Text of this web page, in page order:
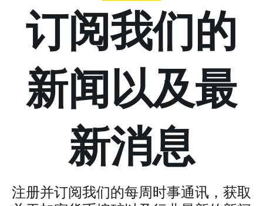
订阅我们的
新闻以及最
新消息
注册并订阅我们的每周时事通讯，获取